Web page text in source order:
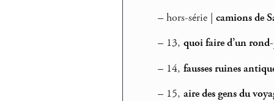
– hors-série | camions de
– 13, quoi faire d’un
– 14, fausses ruines
– 15, aire des gens du